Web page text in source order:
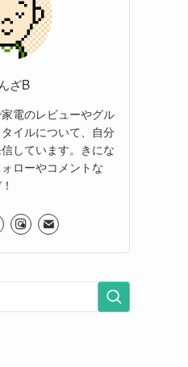
ざB
家電のレビューやグル
イルについて、自分
しています。きにな
ローやコメントな